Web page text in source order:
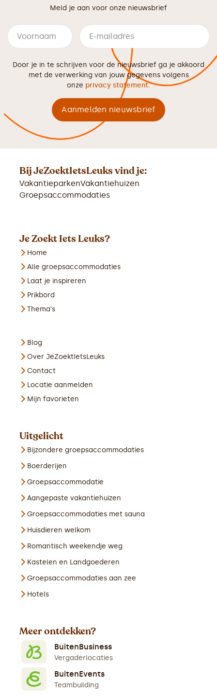
Meld je aan voor onze nieuwsbrief
Door je in te schrijven voor de nieuwsbrief ga je akkoord
met de verwerking van jouw gegevens volgens
onze privacy statement.
Bij JeZoektIetsLeuks vind je:
VakantieparkenVakantiehuizen
Groepsaccommodaties
Je Zoekt Iets Leuks?
Home
Alle groepsaccommodaties
Laat je inspireren
Prikbord
Thema's
Blog
Over JeZoektIetsLeuks
Contact
Locatie aanmelden
Mijn favorieten
Uitgelicht
Bijzondere groepsaccommodaties
Boerderijen
Groepsaccommodatie
Aangepaste vakantiehuizen
Groepsaccommodaties met sauna
Huisdieren welkom
Romantisch weekendje weg
Kastelen en Landgoederen
Groepsaccommodaties aan zee
Hotels
Meer ontdekken?
BuitenBusiness
Vergaderlocaties
BuitenEvents
Teambuilding